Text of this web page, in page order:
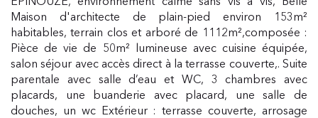
Maison d'architecte de plain-pied environ 153m²
habitables, terrain clos et arboré de 1112m²,composée :
Pièce de vie de 50m² lumineuse avec cuisine équipée,
salon séjour avec accès direct à la terrasse couverte,. Suite
parentale avec salle d’eau et WC, 3 chambres avec
placards, une buanderie avec placard, une salle de
douches, un wc Extérieur : terrasse couverte, arrosage